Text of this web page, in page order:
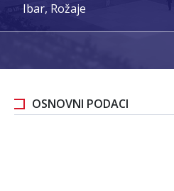
Ibar, Rožaje
OSNOVNI PODACI